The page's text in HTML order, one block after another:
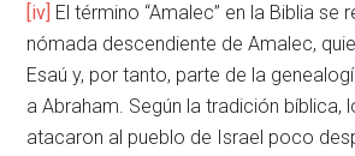
[iv] El término “Amalec” en la Biblia se
nómada descendiente de Amalec,
Esaú y, por tanto, parte de la
a Abraham. Según la tradición bíblica,
atacaron al pueblo de Israel poco